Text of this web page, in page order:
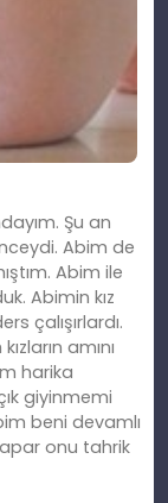
Şu an
Abim de
Abim ile
Abimin kız
çalışırlardı.
amını
harika
giyinmemi
beni devamlı
onu tahrik